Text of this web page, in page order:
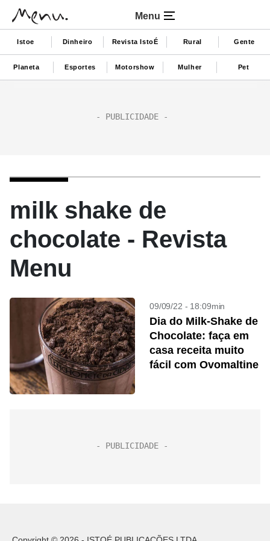
Menu
Istoe Dinheiro Revista IstoÉ Rural Gente
Planeta Esportes Motorshow Mulher Pet
milk shake de
chocolate - Revista
Menu
09/09/22 - 18:09min
Dia do Milk-Shake de
Chocolate: faça em
casa receita muito
fácil com Ovomaltine